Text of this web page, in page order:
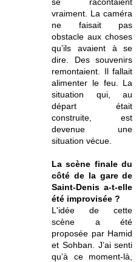
vraiment. La caméra
ne faisait pas
obstacle aux choses
qu’ils avaient à se
dire. Des souvenirs
remontaient. Il fallait
alimenter le feu. La
situation qui, au
départ était
construite, est
devenue une
situation vécue.
La scène finale du
côté de la gare de
Saint-Denis a-t-elle
été improvisée ?
L'idée de cette
scène a été
proposée par Hamid
et Sohban. J’ai senti
qu’à ce moment-là,